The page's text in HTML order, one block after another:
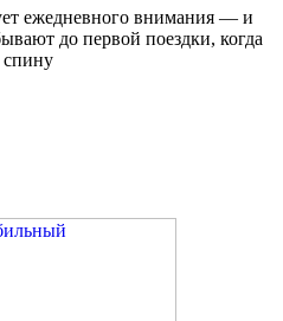
ежедневного внимания — и
до первой поездки, когда
спину